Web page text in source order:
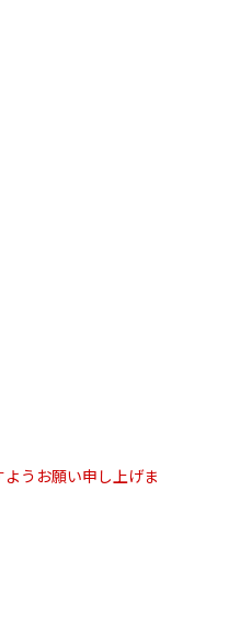
うお願い申し上げま